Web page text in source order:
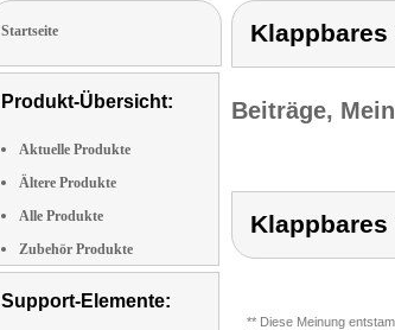
Startseite
Produkt-Übersicht:
Aktuelle Produkte
Ältere Produkte
Alle Produkte
Zubehör Produkte
Support-Elemente:
Beiträge,
** Diese Meinung